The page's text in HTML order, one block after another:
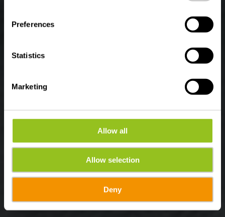
Preferences
Statistics
Marketing
Allow all
Allow selection
Deny